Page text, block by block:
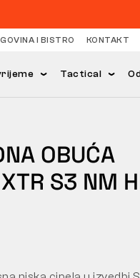
I BISTRO KONTAKT
Tactical
OBUĆA
S3 NM